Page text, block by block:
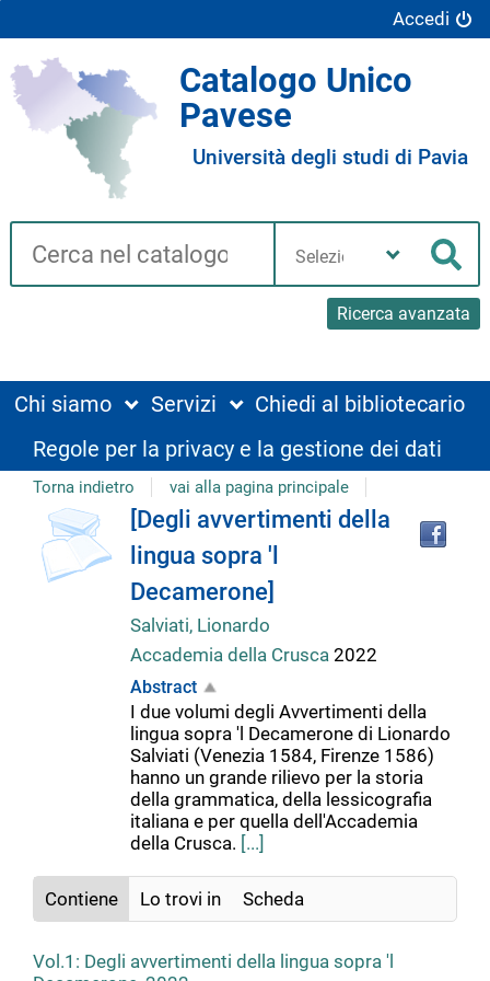
Accedi
Catalogo Unico
Pavese
Università degli studi di Pavia
Cerca su "Catalogo"
Ricerca avanzata
biblioteca
Chi siamo Servizi
Chiedi al bibliotecario
Regole per la privacy e la gestione dei dati
Torna indietro vai alla pagina principale
Dettaglio
del
documento
[Degli avvertimenti della
lingua sopra 'l
Decamerone]
Salviati, Lionardo
Accademia della Crusca 2022
Abstract
I due volumi degli Avvertimenti della
lingua sopra 'l Decamerone di Lionardo
Salviati (Venezia 1584, Firenze 1586)
hanno un grande rilievo per la storia
della grammatica, della lessicografia
italiana e per quella dell'Accademia
della Crusca. [...]
Contiene Lo trovi in Scheda
Vol.1: Degli avvertimenti della lingua sopra 'l